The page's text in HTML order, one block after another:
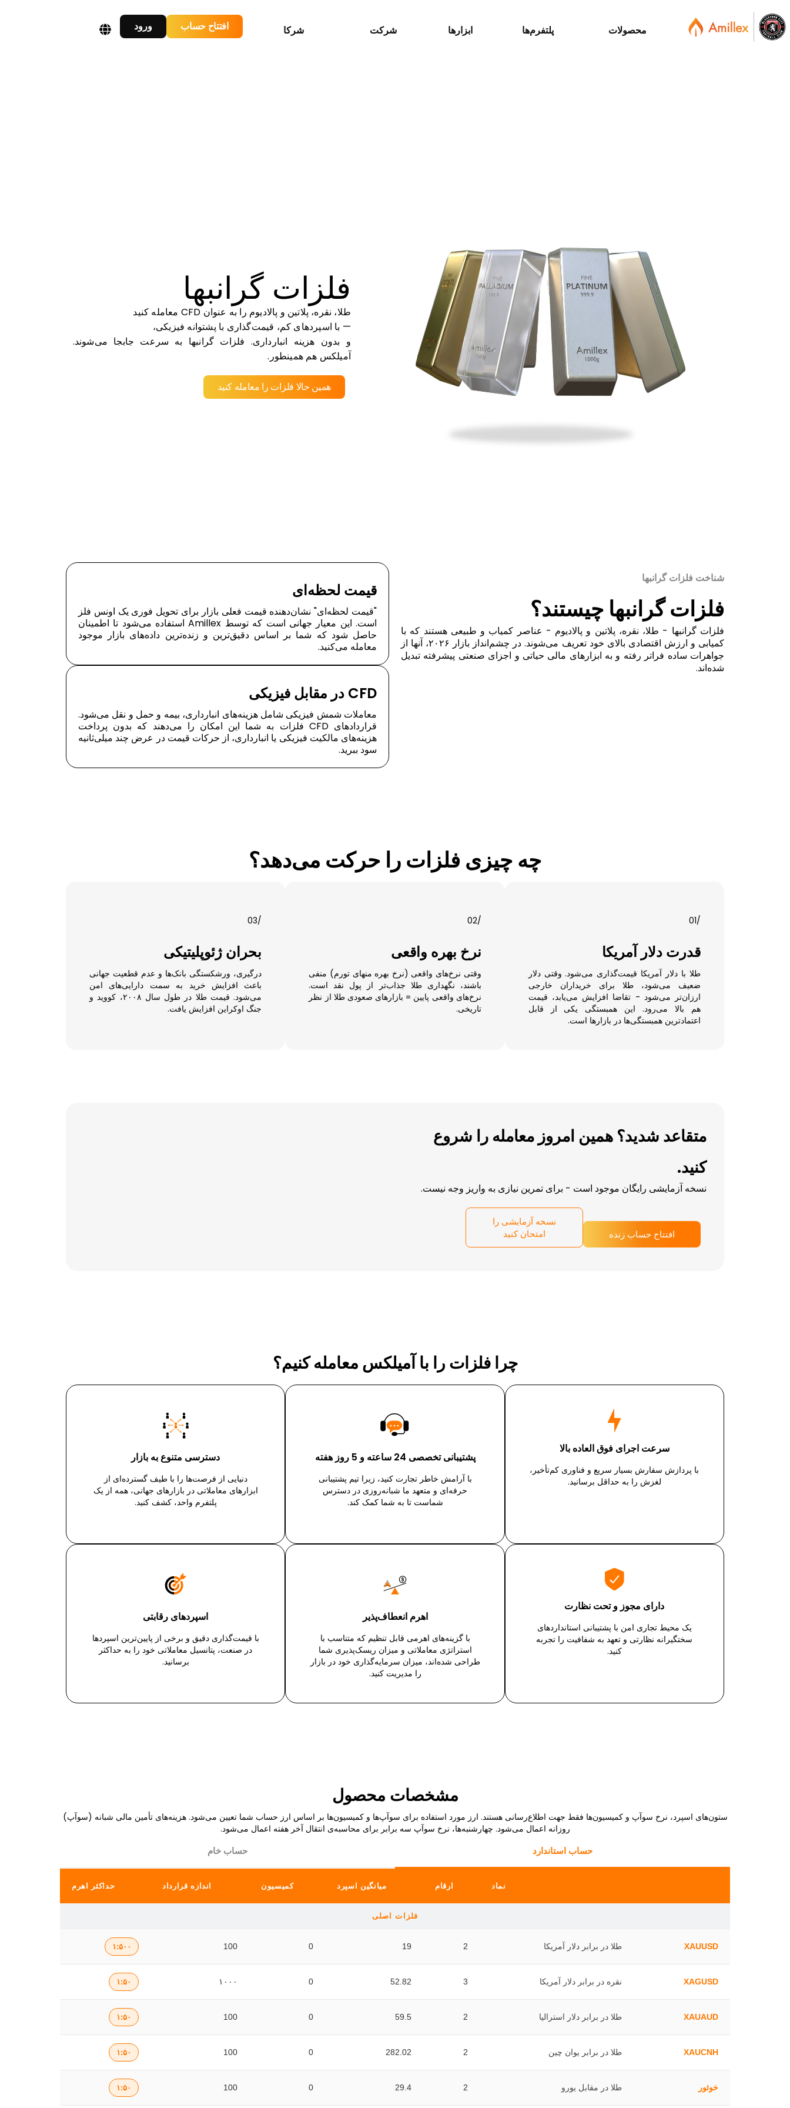
محصولات پلتفرم‌ها ابزارها شرکت شرکا افتتاح حساب ورود
فلزات گرانبها
طلا، نقره، پلاتین و پالادیوم را به عنوان CFD معامله کنید
— با اسپردهای کم، قیمت‌گذاری با پشتوانه فیزیکی،
و بدون هزینه انبارداری. فلزات گرانبها به سرعت جابجا می‌شوند.
آمیلکس هم همینطور.
همین حالا فلزات را معامله کنید
شناخت فلزات گرانبها
فلزات گرانبها چیستند؟
فلزات گرانبها - طلا، نقره، پلاتین و پالادیوم - عناصر کمیاب و طبیعی هستند که با
کمیابی و ارزش اقتصادی بالای خود تعریف می‌شوند. در چشم‌انداز بازار ۲۰۲۶، آنها از
جواهرات ساده فراتر رفته و به ابزارهای مالی حیاتی و اجزای صنعتی پیشرفته تبدیل
شده‌اند.
قیمت لحظه‌ای
"قیمت لحظه‌ای" نشان‌دهنده قیمت فعلی بازار برای تحویل فوری یک اونس فلز
است. این معیار جهانی است که توسط Amillex استفاده می‌شود تا اطمینان
حاصل شود که شما بر اساس دقیق‌ترین و زنده‌ترین داده‌های بازار موجود
معامله می‌کنید.
CFD در مقابل فیزیکی
معاملات شمش فیزیکی شامل هزینه‌های انبارداری، بیمه و حمل و نقل می‌شود.
قراردادهای CFD فلزات به شما این امکان را می‌دهند که بدون پرداخت
هزینه‌های مالکیت فیزیکی یا انبارداری، از حرکات قیمت در عرض چند میلی‌ثانیه
سود ببرید.
چه چیزی فلزات را حرکت می‌دهد؟
/01
قدرت دلار آمریکا
طلا با دلار آمریکا قیمت‌گذاری می‌شود. وقتی دلار
ضعیف می‌شود، طلا برای خریداران خارجی
ارزان‌تر می‌شود - تقاضا افزایش می‌یابد، قیمت
هم بالا می‌رود. این همبستگی یکی از قابل
اعتمادترین همبستگی‌ها در بازارها است.
/02
نرخ بهره واقعی
وقتی نرخ‌های واقعی (نرخ بهره منهای تورم) منفی
باشند، نگهداری طلا جذاب‌تر از پول نقد است.
نرخ‌های واقعی پایین = بازارهای صعودی طلا از نظر
تاریخی.
/03
بحران ژئوپلیتیکی
درگیری، ورشکستگی بانک‌ها و عدم قطعیت جهانی
باعث افزایش خرید به سمت دارایی‌های امن
می‌شود. قیمت طلا در طول سال ۲۰۰۸، کووید و
جنگ اوکراین افزایش یافت.
متقاعد شدید؟ همین امروز معامله را شروع
کنید.
نسخه آزمایشی رایگان موجود است - برای تمرین نیازی به واریز وجه نیست.
افتتاح حساب زنده
نسخه آزمایشی را
امتحان کنید
چرا فلزات را با آمیلکس معامله کنیم؟
سرعت اجرای فوق العاده بالا
با پردازش سفارش بسیار سریع و فناوری کم‌تأخیر،
لغزش را به حداقل برسانید.
پشتیبانی تخصصی 24 ساعته و 5 روز هفته
با آرامش خاطر تجارت کنید، زیرا تیم پشتیبانی
حرفه‌ای و متعهد ما شبانه‌روزی در دسترس
شماست تا به شما کمک کند.
دسترسی متنوع به بازار
دنیایی از فرصت‌ها را با طیف گسترده‌ای از
ابزارهای معاملاتی در بازارهای جهانی، همه از یک
پلتفرم واحد، کشف کنید.
دارای مجوز و تحت نظارت
یک محیط تجاری امن با پشتیبانی استانداردهای
سختگیرانه نظارتی و تعهد به شفافیت را تجربه
کنید.
اهرم انعطاف‌پذیر
با گزینه‌های اهرمی قابل تنظیم که متناسب با
استراتژی معاملاتی و میزان ریسک‌پذیری شما
طراحی شده‌اند، میزان سرمایه‌گذاری خود در بازار
را مدیریت کنید.
اسپردهای رقابتی
با قیمت‌گذاری دقیق و برخی از پایین‌ترین اسپردها
در صنعت، پتانسیل معاملاتی خود را به حداکثر
برسانید.
مشخصات محصول
ستون‌های اسپرد، نرخ سوآپ و کمیسیون‌ها فقط جهت اطلاع‌رسانی هستند. ارز مورد استفاده برای سوآپ‌ها و کمیسیون‌ها بر اساس ارز حساب شما تعیین می‌شود. هزینه‌های تأمین مالی شبانه (سوآپ)
روزانه اعمال می‌شود. چهارشنبه‌ها، نرخ سوآپ سه برابر برای محاسبه‌ی انتقال آخر هفته اعمال می‌شود.
حساب استاندارد حساب خام
نماد ارقام میانگین اسپرد کمیسیون اندازه قرارداد حداکثر اهرم
فلزات اصلی
XAUUSD طلا در برابر دلار آمریکا 2
19
0
100 ۱:۵۰۰
XAGUSD نقره در برابر دلار آمریکا 3
52.82
0 ۱۰۰۰ ۱:۵۰
XAUAUD طلا در برابر دلار استرالیا 2
59.5
0
100 ۱:۵۰
XAUCNH طلا در برابر یوان چین 2
282.02
0
100 ۱:۵۰
خوئور طلا در مقابل یورو 2
29.4
0
100 ۱:۵۰